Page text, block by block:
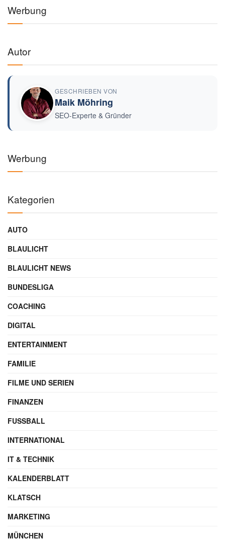
Werbung
Autor
GESCHRIEBEN VON
Maik Möhring
SEO-Experte & Gründer
Werbung
Kategorien
AUTO
BLAULICHT
BLAULICHT NEWS
BUNDESLIGA
COACHING
DIGITAL
ENTERTAINMENT
FAMILIE
FILME UND SERIEN
FINANZEN
FUSSBALL
INTERNATIONAL
IT & TECHNIK
KALENDERBLATT
KLATSCH
MARKETING
MÜNCHEN